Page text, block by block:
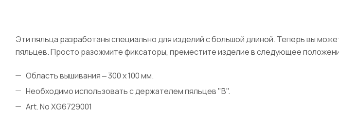
Эти пяльца разработаны специально для изделий с большой длиной. Теперь вы
пяльцев. Просто разожмите фиксаторы, преместите изделие в следующее
Область вышивания ‒ 300 x 100 мм.
Необходимо использовать с держателем пяльцев "В".
Art. No XG6729001